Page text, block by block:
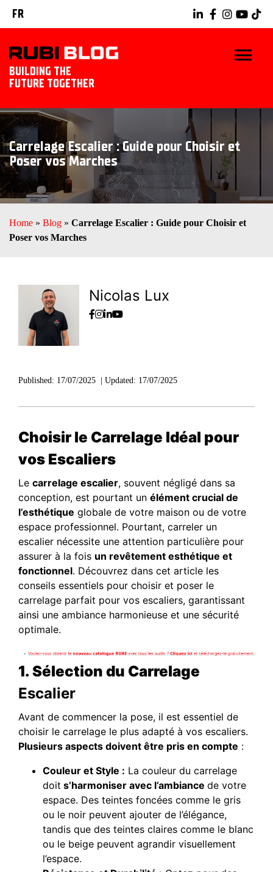
FR
BUILDING THE
FUTURE TOGETHER
BLOG
TRUCS ET ASTUCES
RUBI TOOLS
DÉCOUVREZ RUBI
Carrelage Escalier : Guide pour Choisir et
Poser vos Marches
Home » Blog » Carrelage Escalier : Guide pour Choisir et
Poser vos Marches
Nicolas Lux
Published: 17/07/2025 Updated: 17/07/2025
Choisir le Carrelage Idéal pour
vos Escaliers
Le carrelage escalier, souvent négligé dans sa
conception, est pourtant un élément crucial de
l’esthétique globale de votre maison ou de votre
espace professionnel. Pourtant, carreler un
escalier nécessite une attention particulière pour
assurer à la fois un revêtement esthétique et
fonctionnel. Découvrez dans cet article les
conseils essentiels pour choisir et poser le
carrelage parfait pour vos escaliers, garantissant
ainsi une ambiance harmonieuse et une sécurité
optimale.
1. Sélection du Carrelage
Escalier
Avant de commencer la pose, il est essentiel de
choisir le carrelage le plus adapté à vos escaliers.
Plusieurs aspects doivent être pris en compte :
Couleur et Style : La couleur du carrelage
doit s’harmoniser avec l’ambiance de votre
espace. Des teintes foncées comme le gris
ou le noir peuvent ajouter de l’élégance,
tandis que des teintes claires comme le blanc
ou le beige peuvent agrandir visuellement
l’espace.